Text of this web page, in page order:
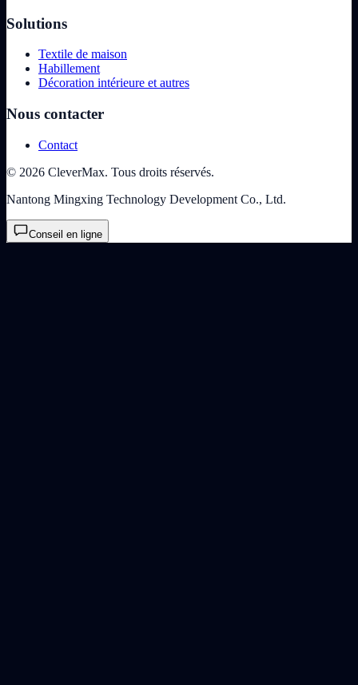
Solutions
Textile de maison
Habillement
Décoration intérieure et autres
Nous contacter
Contact
© 2026 CleverMax. Tous droits réservés.
Nantong Mingxing Technology Development Co., Ltd.
Conseil en ligne